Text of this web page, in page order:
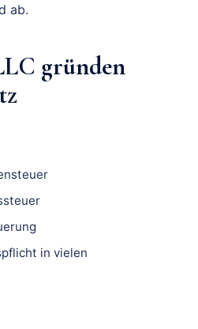
ab.
gründen
in vielen